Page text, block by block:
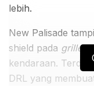
lebih.
New Palisade
shield pada grille
kendaraan.
DRL yang